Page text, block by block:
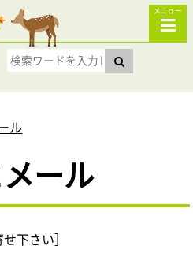
メニュー
ル
ール
下さい］